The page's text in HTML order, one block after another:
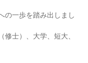
の一歩を踏み出しまし
士）、大学、短大、